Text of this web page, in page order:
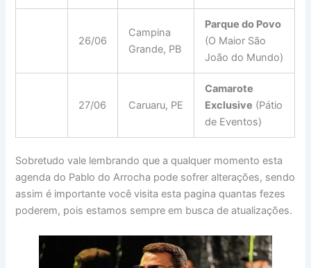
26/06
Campina
Grande, PB
Parque do Povo
(O Maior São
João do Mundo)
27/06 Caruaru, PE
Camarote
Exclusive (Pátio
de Eventos)
Sobretudo vale lembrando que a qualquer momento esta
agenda do Pablo do Arrocha pode sofrer alterações, sendo
assim é importante você visita esta pagina quantas fezes
poderem, pois estamos sempre em busca de atualizações.